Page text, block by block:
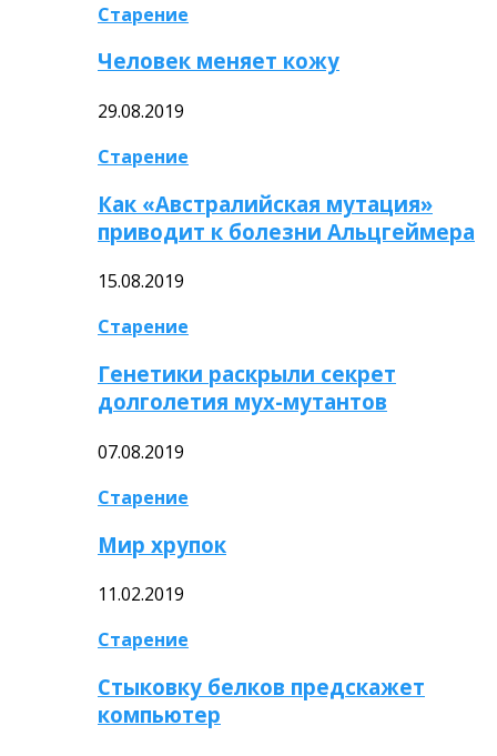
Старение
Человек меняет кожу
29.08.2019
Старение
Как «Австралийская мутация»
приводит к болезни Альцгеймера
15.08.2019
Старение
Генетики раскрыли секрет
долголетия мух-мутантов
07.08.2019
Старение
Мир хрупок
11.02.2019
Старение
Стыковку белков предскажет
компьютер